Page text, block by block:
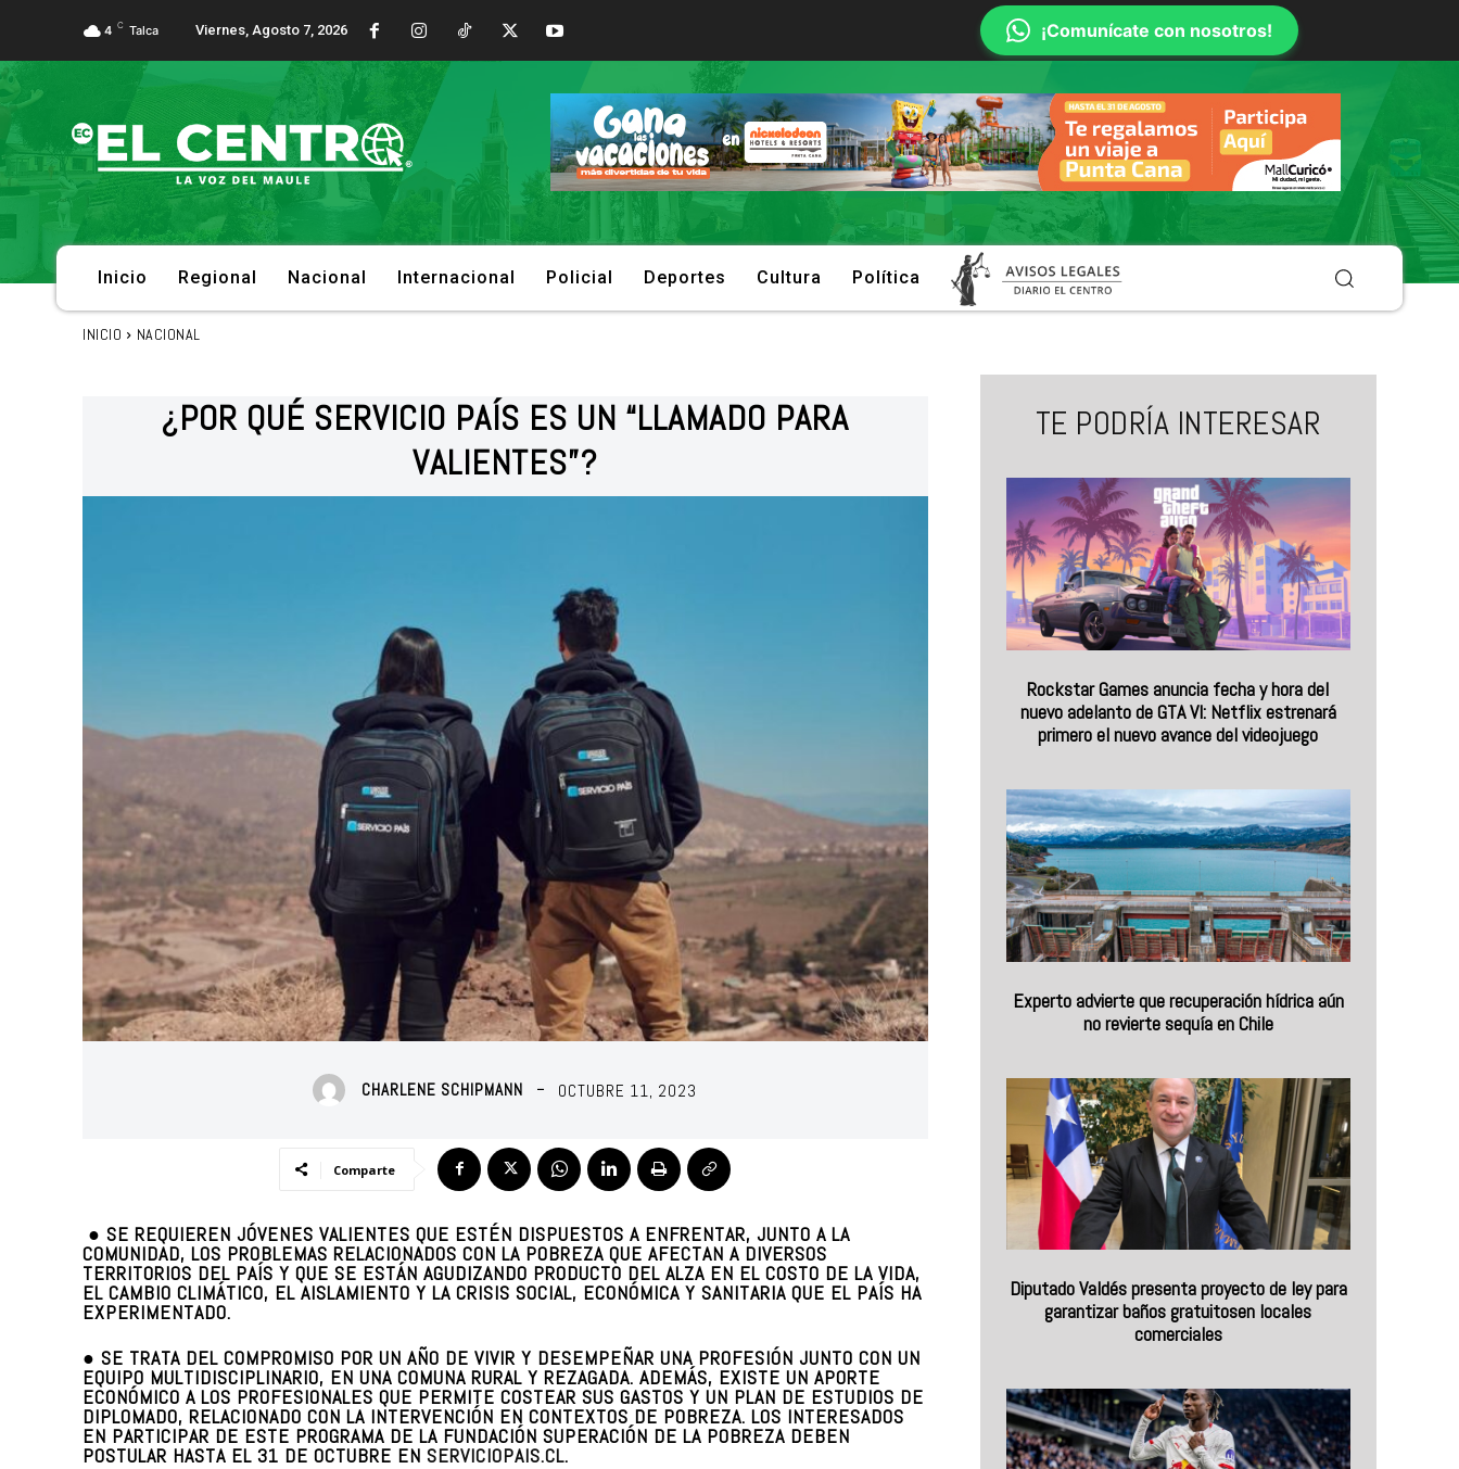
4 C Talca Viernes, Agosto 7, 2026 ¡Comunícate con nosotros!
Inicio Regional Nacional Internacional Policial Deportes Cultura Política
INICIO NACIONAL
¿POR QUÉ SERVICIO PAÍS ES UN “LLAMADO PARA
VALIENTES”?
CHARLENE SCHIPMANN OCTUBRE 11, 2023
Comparte
● SE REQUIEREN JÓVENES VALIENTES QUE ESTÉN DISPUESTOS A ENFRENTAR, JUNTO A LA
COMUNIDAD, LOS PROBLEMAS RELACIONADOS CON LA POBREZA QUE AFECTAN A DIVERSOS
TERRITORIOS DEL PAÍS Y QUE SE ESTÁN AGUDIZANDO PRODUCTO DEL ALZA EN EL COSTO DE LA VIDA,
EL CAMBIO CLIMÁTICO, EL AISLAMIENTO Y LA CRISIS SOCIAL, ECONÓMICA Y SANITARIA QUE EL PAÍS HA
EXPERIMENTADO.
● SE TRATA DEL COMPROMISO POR UN AÑO DE VIVIR Y DESEMPEÑAR UNA PROFESIÓN JUNTO CON UN
EQUIPO MULTIDISCIPLINARIO, EN UNA COMUNA RURAL Y REZAGADA. ADEMÁS, EXISTE UN APORTE
ECONÓMICO A LOS PROFESIONALES QUE PERMITE COSTEAR SUS GASTOS Y UN PLAN DE ESTUDIOS DE
DIPLOMADO, RELACIONADO CON LA INTERVENCIÓN EN CONTEXTOS DE POBREZA. LOS INTERESADOS
EN PARTICIPAR DE ESTE PROGRAMA DE LA FUNDACIÓN SUPERACIÓN DE LA POBREZA DEBEN
POSTULAR HASTA EL 31 DE OCTUBRE EN SERVICIOPAIS.CL.
TE PODRÍA INTERESAR
Rockstar Games anuncia fecha y hora del
nuevo adelanto de GTA VI: Netflix estrenará
primero el nuevo avance del videojuego
Experto advierte que recuperación hídrica aún
no revierte sequía en Chile
Diputado Valdés presenta proyecto de ley para
garantizar baños gratuitosen locales
comerciales